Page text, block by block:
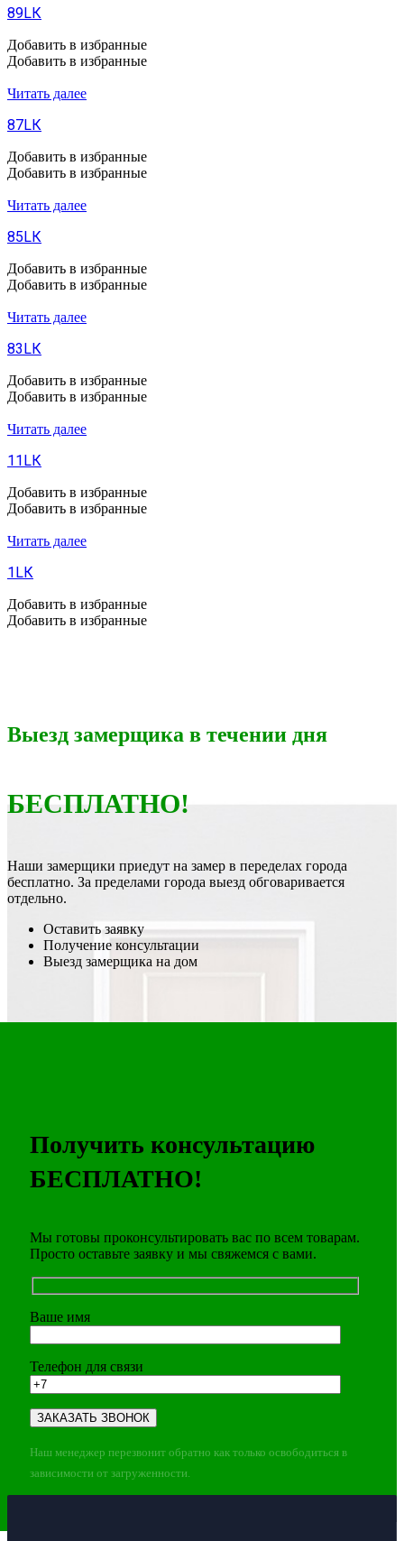
89LК
Добавить в избранные
Добавить в избранные
Читать далее
87LК
Добавить в избранные
Добавить в избранные
Читать далее
85LК
Добавить в избранные
Добавить в избранные
Читать далее
83LК
Добавить в избранные
Добавить в избранные
Читать далее
11LК
Добавить в избранные
Добавить в избранные
Читать далее
1LК
Добавить в избранные
Добавить в избранные
Выезд замерщика в течении дня
БЕСПЛАТНО!
Наши замерщики приедут на замер в переделах города
бесплатно. За пределами города выезд обговаривается
отдельно.
Оставить заявку
Получение консультации
Выезд замерщика на дом
Получить консультацию
БЕСПЛАТНО!
Мы готовы проконсультировать вас по всем товарам.
Просто оставьте заявку и мы свяжемся с вами.
Ваше имя
Телефон для связи
Наш менеджер перезвонит обратно как только освободиться в
зависимости от загруженности.